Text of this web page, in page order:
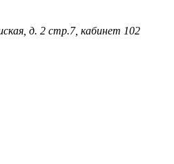
д. 2 стр.7, кабинет 102